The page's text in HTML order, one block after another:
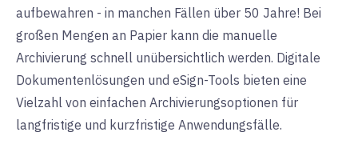
aufbewahren - in manchen Fällen über 50 Jahre! Bei
großen Mengen an Papier kann die manuelle
Archivierung schnell unübersichtlich werden. Digitale
Dokumentenlösungen und eSign-Tools bieten eine
Vielzahl von einfachen Archivierungsoptionen für
langfristige und kurzfristige Anwendungsfälle.